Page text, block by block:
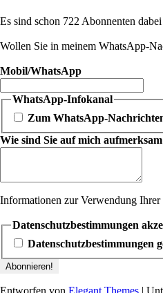
Es sind schon 722 Abonnenten
Wollen Sie in meinem WhatsApp-
Mobil/WhatsApp
WhatsApp-Infokanal
Zum WhatsApp-
Wie sind Sie auf mich
Informationen zur Verwendung
Datenschutzbestimmungen
Datenschutzbestimmungen
Entworfen von Elegant Themes |